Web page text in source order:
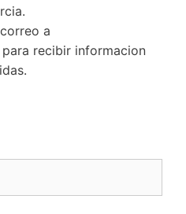
a
para recibir informacion